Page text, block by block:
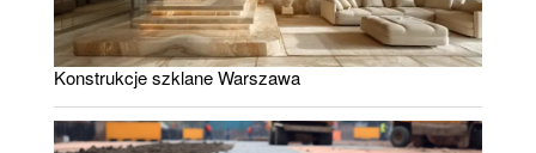
Konstrukcje szklane Warszawa